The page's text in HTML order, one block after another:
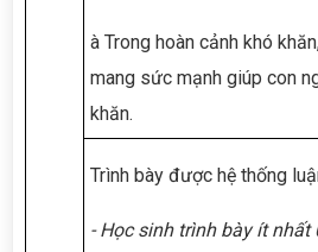
à Trong hoàn cảnh khó
mang sức mạnh giúp con
khăn.
Trình bày được hệ thống
- Học sinh trình bày ít